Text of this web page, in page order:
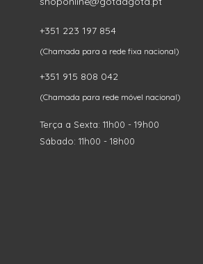
+351 223 197 854
(Chamada para a rede fixa nacional)
+351 915 808 042
(Chamada para rede móvel nacional)
Terça a Sexta: 11h00 - 19h00
Sábado: 11h00 - 18h00